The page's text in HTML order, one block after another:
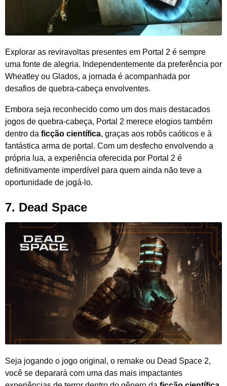
Explorar as reviravoltas presentes em Portal 2 é sempre
uma fonte de alegria. Independentemente da preferência por
Wheatley ou Glados, a jornada é acompanhada por
desafios de quebra-cabeça envolventes.
Embora seja reconhecido como um dos mais destacados
jogos de quebra-cabeça, Portal 2 merece elogios também
dentro da ficção científica, graças aos robôs caóticos e à
fantástica arma de portal. Com um desfecho envolvendo a
própria lua, a experiência oferecida por Portal 2 é
definitivamente imperdível para quem ainda não teve a
oportunidade de jogá-lo.
7. Dead Space
Seja jogando o jogo original, o remake ou Dead Space 2,
você se deparará com uma das mais impactantes